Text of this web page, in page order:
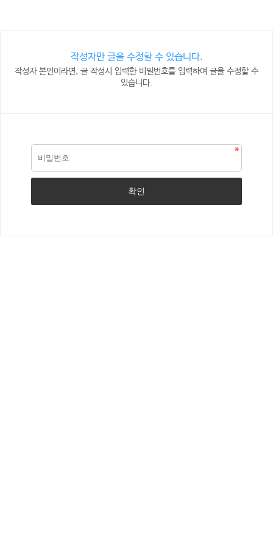
작성자만 글을 수정할 수 있습니다.
작성자 본인이라면, 글 작성시 입력한 비밀번호를 입력하여 글을 수정할 수
있습니다.